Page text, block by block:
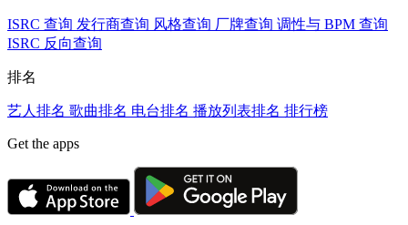
ISRC 查询 发行商查询 风格查询 厂牌查询 调性与 BPM 查询
ISRC 反向查询
排名
艺人排名 歌曲排名 电台排名 播放列表排名 排行榜
Get the apps